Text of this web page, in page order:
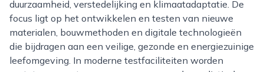
duurzaamheid, verstedelijking en klimaatadaptatie. De
focus ligt op het ontwikkelen en testen van nieuwe
materialen, bouwmethoden en digitale technologieën
die bijdragen aan een veilige, gezonde en energiezuinige
leefomgeving. In moderne testfaciliteiten worden